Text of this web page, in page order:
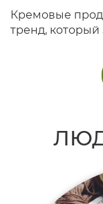
Кремовые
тренд, который